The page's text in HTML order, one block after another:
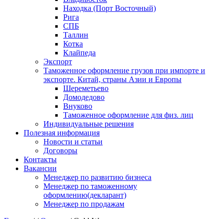
Находка (Порт Восточный)
Рига
СПБ
Таллин
Котка
Клайпеда
Экспорт
Таможенное оформление грузов при импорте и
экспорте. Китай, страны Азии и Европы
Шереметьево
Домодедово
Внуково
Таможенное оформление для физ. лиц
Индивидуальные решения
Полезная информация
Новости и статьи
Договоры
Контакты
Вакансии
Менеджер по развитию бизнеса
Менеджер по таможенному
оформлению(декларант)
Менеджер по продажам